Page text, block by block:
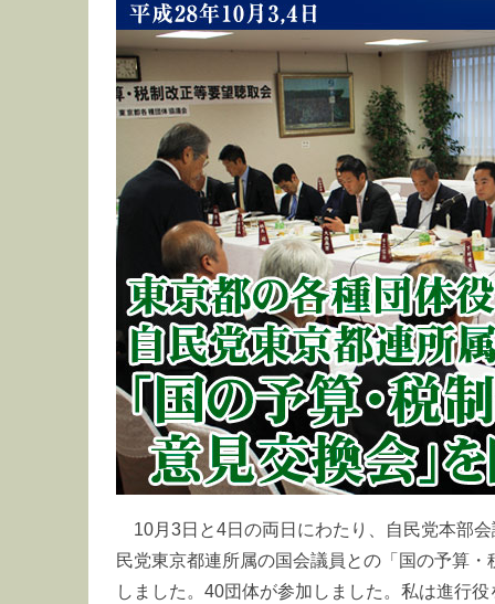
10月3日と4日の両日にわたり、自民党本部
民党東京都連所属の国会議員との「国の予算
しました。40団体が参加しました。私は進行